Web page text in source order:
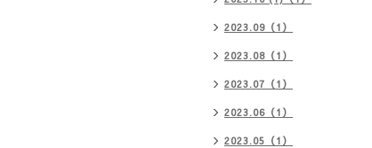
2023.09（1）
2023.08（1）
2023.07（1）
2023.06（1）
2023.05（1）